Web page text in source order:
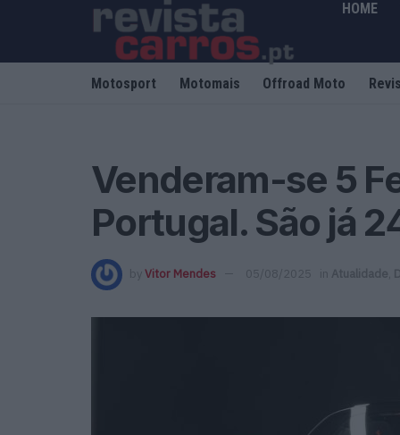
HOME
Motosport Motomais Offroad Moto
Venderam-se 5
Portugal. São já
by Vitor Mendes 05/08/2025 in Atualidade